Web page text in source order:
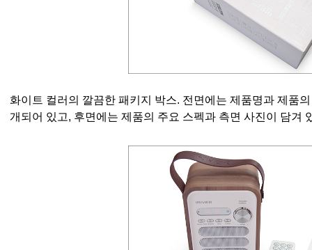
화이트 컬러의 깔끔한 패키지 박스. 전면에는 제품명과 제품
개되어 있고, 후면에는 제품의 주요 스펙과 측면 사진이 담겨